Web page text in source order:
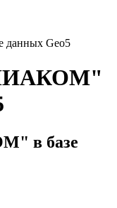
Geo5
в базе